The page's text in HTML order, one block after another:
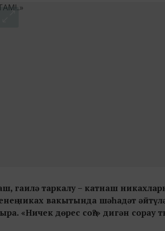
гаилә таркалу – катнаш
никах вакытында шәһадәт
«Ничек дөрес соң?» дигән сорау